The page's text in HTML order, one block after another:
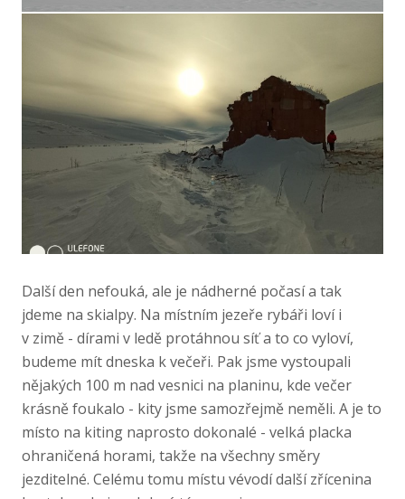
Další den nefouká, ale je nádherné počasí a tak
jdeme na skialpy. Na místním jezeře rybáři loví i
v zimě - dírami v ledě protáhnou síť a to co vyloví,
budeme mít dneska k večeři. Pak jsme vystoupali
nějakých 100 m nad vesnici na planinu, kde večer
krásně foukalo - kity jsme samozřejmě neměli. A je to
místo na kiting naprosto dokonalé - velká placka
ohraničená horami, takže na všechny směry
jezditelné. Celému tomu místu vévodí další zřícenina